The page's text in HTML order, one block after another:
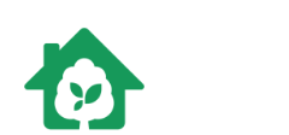
inhoud
navigatie